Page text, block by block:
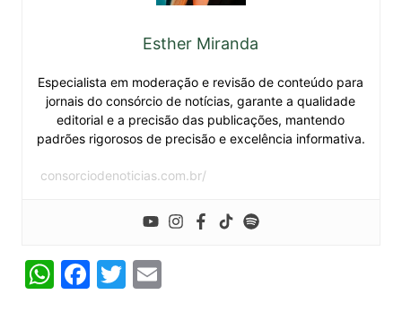
Esther Miranda
Especialista em moderação e revisão de conteúdo para
jornais do consórcio de notícias, garante a qualidade
editorial e a precisão das publicações, mantendo
padrões rigorosos de precisão e excelência informativa.
consorciodenoticias.com.br/
W F T E